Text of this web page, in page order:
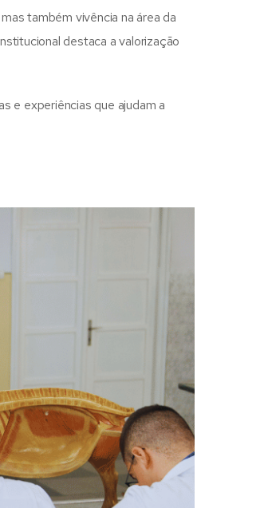
também vivência na área da
destaca a valorização
e experiências que ajudam a